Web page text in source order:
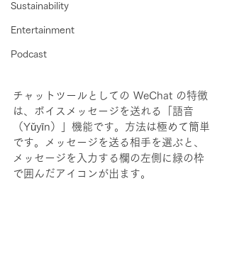
Sustainability
Entertainment
Podcast
チャットツールとしての WeChat の特徴
は、ボイスメッセージを送れる「語音
（Yǔyīn）」機能です。方法は極めて簡単
です。メッセージを送る相手を選ぶと、
メッセージを入力する欄の左側に緑の枠
で囲んだアイコンが出ます。